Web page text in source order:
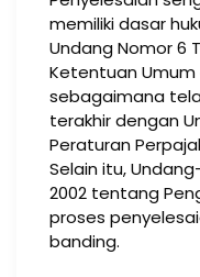
memiliki dasar
Undang Nomor 6
Ketentuan
sebagaimana
terakhir dengan
Peraturan
Selain itu,
2002 tentang
proses
banding.